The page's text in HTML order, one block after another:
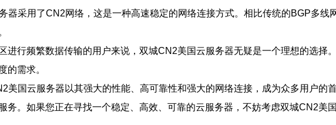
器采用了CN2网络，这是一种高速稳定的网络连接方式。相比传统的BGP多
进行频繁数据传输的用户来说，双城CN2美国云服务器无疑是一个理想的选择
的需求。
美国云服务器以其强大的性能、高可靠性和强大的网络连接，成为众多用户的
务。如果您正在寻找一个稳定、高效、可靠的云服务器，不妨考虑双城CN2美国